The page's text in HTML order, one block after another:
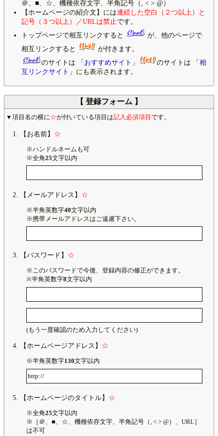
＠、■、☆、機種依存文字、半角記号（, < > @）
【ホームページの紹介文】には連続した空白（２つ以上）と
記号（３つ以上）／URLは禁止 です。
トップページで相互リンクすると
が、他のページで
相互リンクすると
が付きます。
のサイトは 「 おすすめサイト 」 のサイトは 「 相
互リンクサイト 」にも表示されます。
【 登録フォーム 】
▼項目名の横に☆が付いている項目は記入必須項目 です。
【お名前】 ☆
※ハンドルネームも可
※全角25文字以内
【メールアドレス】 ☆
※半角英数字40文字以内
※携帯メールアドレスはご遠慮下さい。
【パスワード】 ☆
※このパスワードで今後、登録内容の修正ができます。
※半角英数字8文字以内
(もう一度確認のため入力してください)
【ホームページアドレス】 ☆
※半角英数字130文字以内
【ホームページのタイトル】 ☆
※全角25文字以内
※［＠、■、☆、機種依存文字、半角記号（, < > @）、URL］
は不可